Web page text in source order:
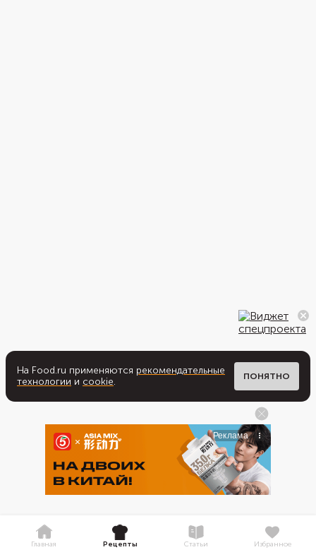
На Food.ru применяются рекомендательные
технологии и cookie. ПОНЯТНО
Главная Рецепты Статьи Избранное